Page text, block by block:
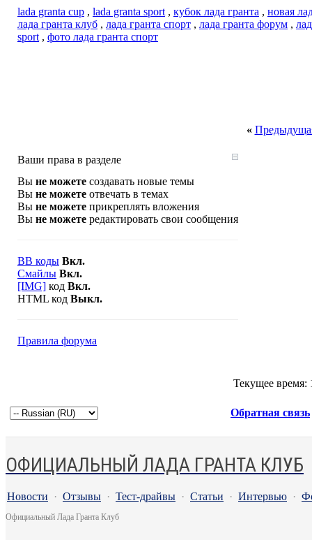
lada granta cup , lada granta sport , кубок лада гранта , новая
лада гранта клуб , лада гранта спорт , лада гранта форум ,
sport , фото лада гранта спорт
«
Ваши права в разделе
Вы не можете создавать новые темы
Вы не можете отвечать в темах
Вы не можете прикреплять вложения
Вы не можете редактировать свои сообщения
BB коды Вкл.
Смайлы Вкл.
[IMG] код Вкл.
HTML код Выкл.
Правила форума
Текущее время:
Обратная связь
ОФИЦИАЛЬНЫЙ ЛАДА ГРАНТА КЛУБ
Новости · Отзывы · Тест-драйвы · Статьи · Интервью ·
Официальный Лада Гранта Клуб